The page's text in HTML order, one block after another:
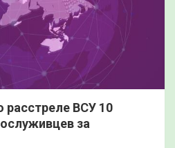
расстреле ВСУ 10
за